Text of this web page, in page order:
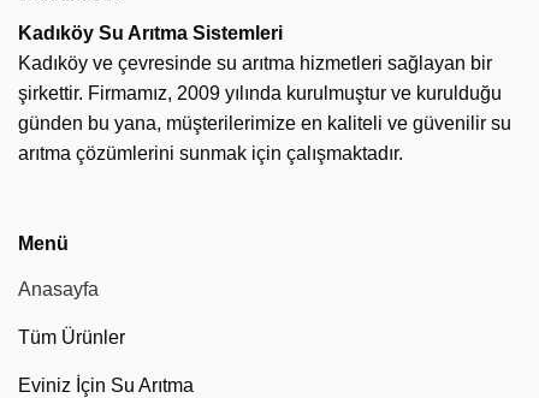
Kadıköy Su Arıtma Sistemleri
Kadıköy ve çevresinde su arıtma hizmetleri sağlayan bir
şirkettir. Firmamız, 2009 yılında kurulmuştur ve kurulduğu
günden bu yana, müşterilerimize en kaliteli ve güvenilir su
arıtma çözümlerini sunmak için çalışmaktadır.
Menü
Anasayfa
Tüm Ürünler
Eviniz İçin Su Arıtma